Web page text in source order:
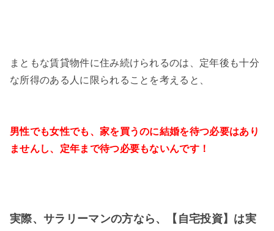
まともな賃貸物件に住み続けられるのは、定年後も十分
な所得のある人に限られることを考えると、
男性でも女性でも、家を買うのに結婚を待つ必要はあり
ませんし、定年まで待つ必要もないんです！
実際、サラリーマンの方なら、【自宅投資】は実